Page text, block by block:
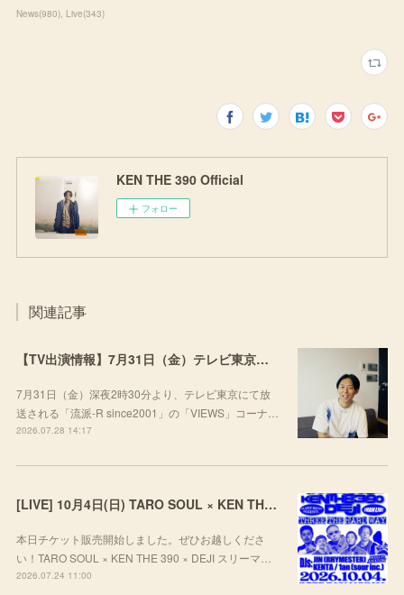
News(980) Live(343)
KEN THE 390 Official
フォロー
関連記事
【TV出演情報】7月31日（金）テレビ東京「流派-R since2001」
7月31日（金）深夜2時30分より、テレビ東京にて放
送される「流派-R since2001」の「VIEWS」コーナ…
2026.07.28 14:17
[LIVE] 10月4日(日) TARO SOUL × KEN THE 390 × DEJI スリーマンLIVE "THREE THE HARD WAY” @ ORD. 代官山
本日チケット販売開始しました。ぜひお越しくださ
い！TARO SOUL × KEN THE 390 × DEJI スリーマ…
2026.07.24 11:00